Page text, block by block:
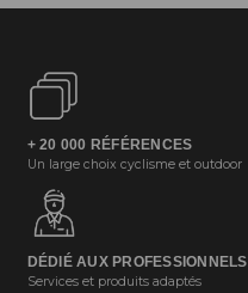
+ 20 000 RÉFÉRENCES
Un large choix cyclisme et outdoor
DÉDIÉ AUX PROFESSIONNELS
Services et produits adaptés